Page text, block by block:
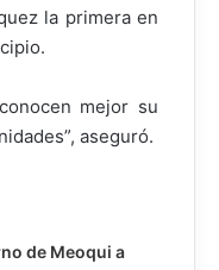
la primera en
mejor su
aseguró.
de Meoqui a